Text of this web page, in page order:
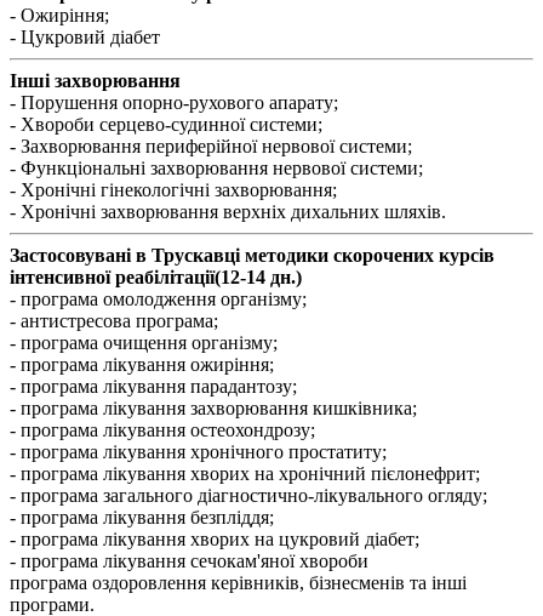
- Ожиріння;
- Цукровий діабет
Інші захворювання
- Порушення опорно-рухового апарату;
- Хвороби серцево-судинної системи;
- Захворювання периферійної нервової системи;
- Функціональні захворювання нервової системи;
- Хронічні гінекологічні захворювання;
- Хронічні захворювання верхніх дихальних шляхів.
Застосовувані в Трускавці методики скорочених курсів
інтенсивної реабілітації(12-14 дн.)
- програма омолодження організму;
- антистресова програма;
- програма очищення організму;
- програма лікування ожиріння;
- програма лікування парадантозу;
- програма лікування захворювання кишківника;
- програма лікування остеохондрозу;
- програма лікування хронічного простатиту;
- програма лікування хворих на хронічний пієлонефрит;
- програма загального діагностично-лікувального огляду;
- програма лікування безпліддя;
- програма лікування хворих на цукровий діабет;
- програма лікування сечокам'яної хвороби
програма оздоровлення керівників, бізнесменів та інші
програми.